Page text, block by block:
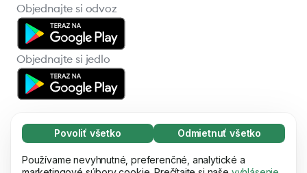
Nevyhnutné (65)
Nevyhnutné súbory cookie pomáhajú používať
Zistiť viac
Povoliť všetko Odmietnuť všetko
Používame nevyhnutné, preferenčné, analytické a
Objednajte si odvoz
Objednajte si jedlo